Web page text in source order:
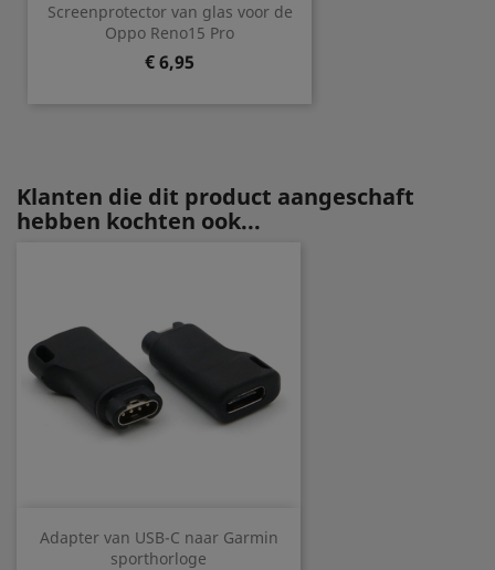
Screenprotector van glas voor de
Oppo Reno15 Pro
Prijs
€ 6,95
Klanten die dit product aangeschaft
hebben kochten ook...
Adapter van USB-C naar Garmin
sporthorloge